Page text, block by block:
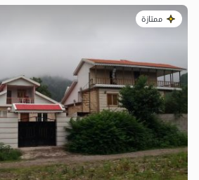
5مليون ت 4.8
2.5مليون ت 4.9
ممتازة